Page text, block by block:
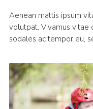
Aenean mattis ipsum
volutpat. Vivamus vitae
sodales ac tempor eu,